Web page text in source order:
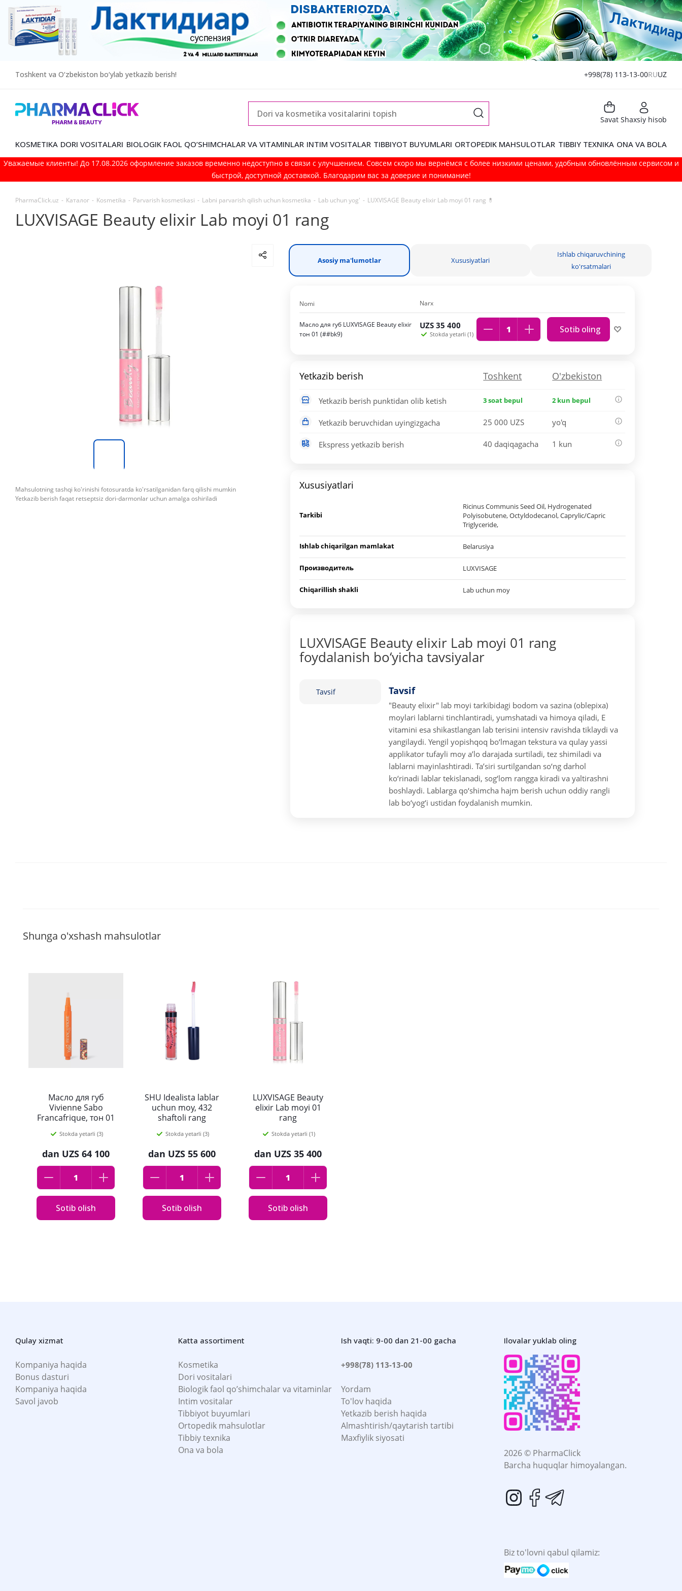
Toshkent va O‘zbekiston bo‘ylab yetkazib berish! +998(78) 113-13-00RUUZ
Savat Shaxsiy hisob
KOSMETIKA DORI VOSITALARI BIOLOGIK FAOL QO’SHIMCHALAR VA VITAMINLAR INTIM VOSITALAR TIBBIYOT BUYUMLARI ORTOPEDIK MAHSULOTLAR TIBBIY TEXNIKA ONA VA BOLA
Уважаемые клиенты! До 17.08.2026 оформление заказов временно недоступно в связи с улучшением. Совсем скоро мы вернёмся с более низкими ценами, удобным обновлённым сервисом и
быстрой, доступной доставкой. Благодарим вас за доверие и понимание!
PharmaClick.uz - Каталог - Kosmetika - Parvarish kosmetikasi - Labni parvarish qilish uchun kosmetika - Lab uchun yog' - LUXVISAGE Beauty elixir Lab moyi 01 rang 💊
LUXVISAGE Beauty elixir Lab moyi 01 rang
Mahsulotning tashqi ko'rinishi fotosuratda ko'rsatilganidan farq qilishi mumkin
Yetkazib berish faqat retseptsiz dori-darmonlar uchun amalga oshiriladi
Asosiy ma'lumotlar Xususiyatlari
Ishlab chiqaruvchining
ko'rsatmalari
Nomi Narx
Масло для губ LUXVISAGE Beauty elixir
тон 01 (##bk9)
UZS35 400
Stokda yetarli (1) Sotib oling
Yetkazib berish Toshkent O'zbekiston
Yetkazib berish punktidan olib ketish 3 soat bepul 2 kun bepul
Yetkazib beruvchidan uyingizgacha 25 000 UZS yo'q
Ekspress yetkazib berish 40 daqiqagacha 1 kun
Xususiyatlari
Tarkibi
Ricinus Communis Seed Oil, Hydrogenated
Polyisobutene, Octyldodecanol, Caprylic/Capric
Triglyceride,
Ishlab chiqarilgan mamlakat Belarusiya
Производитель LUXVISAGE
Chiqarillish shakli Lab uchun moy
LUXVISAGE Beauty elixir Lab moyi 01 rang
foydalanish bo‘yicha tavsiyalar
Tavsif Tavsif
"Beauty elixir" lab moyi tarkibidagi bodom va sazina (oblepixa)
moylari lablarni tinchlantiradi, yumshatadi va himoya qiladi, E
vitamini esa shikastlangan lab terisini intensiv ravishda tiklaydi va
yangilaydi. Yengil yopishqoq bo‘lmagan tekstura va qulay yassi
applikator tufayli moy a’lo darajada surtiladi, tez shimiladi va
lablarni mayinlashtiradi. Ta’siri surtilgandan so‘ng darhol
ko‘rinadi lablar tekislanadi, sog‘lom rangga kiradi va yaltirashni
boshlaydi. Lablarga qo‘shimcha hajm berish uchun oddiy rangli
lab bo‘yog‘i ustidan foydalanish mumkin.
Shunga o'xshash mahsulotlar
Масло для губ
Vivienne Sabo
Francafrique, тон 01
Stokda yetarli (3)
dan UZS 64 100
Sotib olish
SHU Idealista lablar
uchun moy, 432
shaftoli rang
Stokda yetarli (3)
dan UZS 55 600
Sotib olish
LUXVISAGE Beauty
elixir Lab moyi 01
rang
Stokda yetarli (1)
dan UZS 35 400
Sotib olish
Qulay xizmat
Kompaniya haqida
Bonus dasturi
Kompaniya haqida
Savol javob
Katta assortiment
Kosmetika
Dori vositalari
Biologik faol qo’shimchalar va vitaminlar
Intim vositalar
Tibbiyot buyumlari
Ortopedik mahsulotlar
Tibbiy texnika
Ona va bola
Ish vaqti: 9-00 dan 21-00 gacha
+998(78) 113-13-00
Yordam
To'lov haqida
Yetkazib berish haqida
Almashtirish/qaytarish tartibi
Maxfiylik siyosati
Ilovalar yuklab oling
2026 © PharmaClick
Barcha huquqlar himoyalangan.
Biz to'lovni qabul qilamiz: